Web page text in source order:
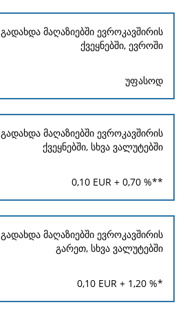
გადახდა მაღაზიებში ევროკავშირის
ქვეყნებში, ევროში
უფასოდ
გადახდა მაღაზიებში ევროკავშირის
ქვეყნებში, სხვა ვალუტებში
0,10 EUR + 0,70 %**
გადახდა მაღაზიებში ევროკავშირის
გარეთ, სხვა ვალუტებში
0,10 EUR + 1,20 %*